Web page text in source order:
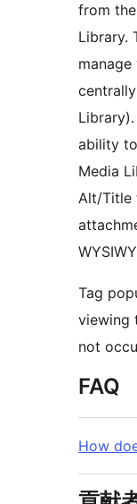
from
Library.
ability
Media
Alt/Title
Tag
viewing
not
FAQ
How